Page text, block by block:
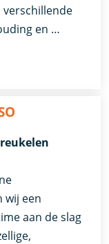
verschillende
en …
wij een
aan de slag